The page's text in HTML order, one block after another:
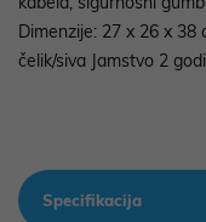
Dimenzije: 27 x 26 x 38
čelik/siva Jamstvo 2
Specifikacija